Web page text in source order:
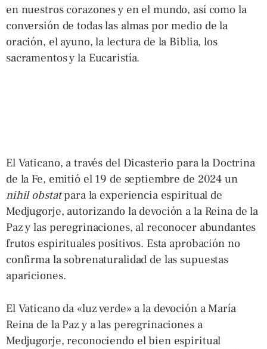
en nuestros corazones y en el mundo, así como la
conversión de todas las almas por medio de la
oración, el ayuno, la lectura de la Biblia, los
sacramentos y la Eucaristía.
El Vaticano, a través del Dicasterio para la Doctrina
de la Fe, emitió el 19 de septiembre de 2024 un
nihil obstatpara la experiencia espiritual de
Medjugorje, autorizando la devoción a la Reina de la
Paz y las peregrinaciones, al reconocer abundantes
frutos espirituales positivos. Esta aprobación no
confirma la sobrenaturalidad de las supuestas
apariciones.
El Vaticano da «luz verde» a la devoción a María
Reina de la Paz y a las peregrinaciones a
Medjugorje, reconociendo el bien espiritual